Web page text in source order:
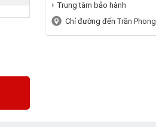
Trung tâm bảo hành
Chỉ đường đến Trần Phong